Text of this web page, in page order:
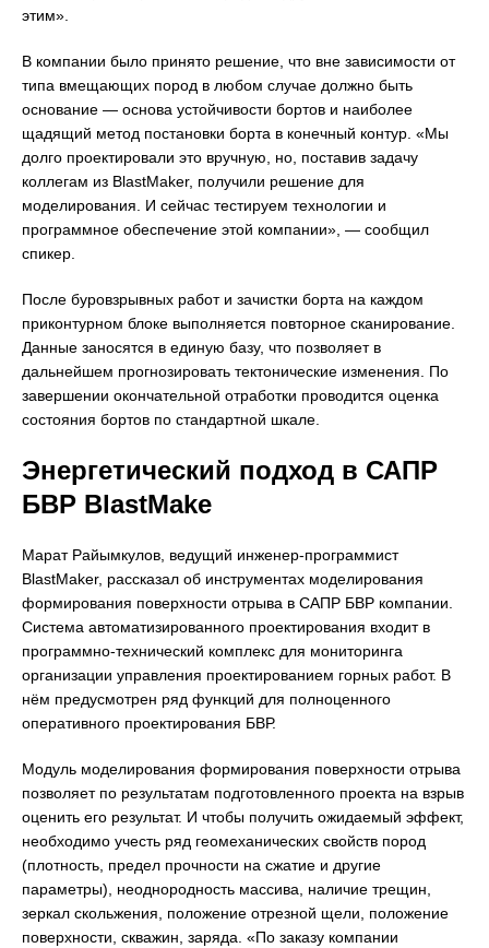
этим».
В компании было принято решение, что вне зависимости от
типа вмещающих пород в любом случае должно быть
основание — основа устойчивости бортов и наиболее
щадящий метод постановки борта в конечный контур. «Мы
долго проектировали это вручную, но, поставив задачу
коллегам из BlastMaker, получили решение для
моделирования. И сейчас тестируем технологии и
программное обеспечение этой компании», — сообщил
спикер.
После буровзрывных работ и зачистки борта на каждом
приконтурном блоке выполняется повторное сканирование.
Данные заносятся в единую базу, что позволяет в
дальнейшем прогнозировать тектонические изменения. По
завершении окончательной отработки проводится оценка
состояния бортов по стандартной шкале.
Энергетический подход в САПР
БВР BlastMake
Марат Райымкулов, ведущий инженер-программист
BlastMaker, рассказал об инструментах моделирования
формирования поверхности отрыва в САПР БВР компании.
Система автоматизированного проектирования входит в
программно-технический комплекс для мониторинга
организации управления проектированием горных работ. В
нём предусмотрен ряд функций для полноценного
оперативного проектирования БВР.
Модуль моделирования формирования поверхности отрыва
позволяет по результатам подготовленного проекта на взрыв
оценить его результат. И чтобы получить ожидаемый эффект,
необходимо учесть ряд геомеханических свойств пород
(плотность, предел прочности на сжатие и другие
параметры), неоднородность массива, наличие трещин,
зеркал скольжения, положение отрезной щели, положение
поверхности, скважин, заряда. «По заказу компании